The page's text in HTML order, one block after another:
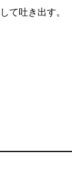
て吐き出す。